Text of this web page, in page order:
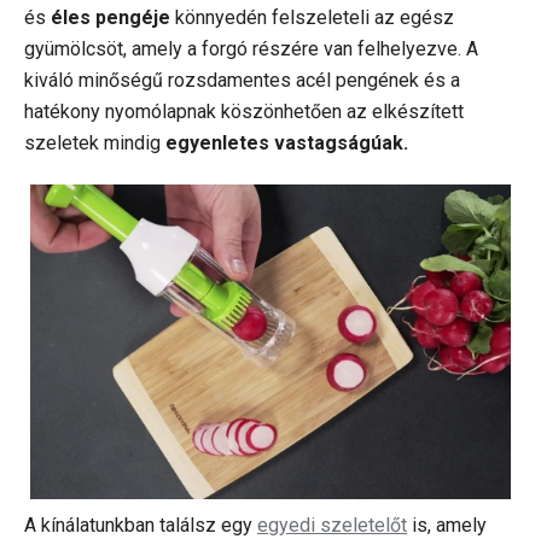
és éles pengéje könnyedén felszeleteli az egész
gyümölcsöt, amely a forgó részére van felhelyezve. A
kiváló minőségű rozsdamentes acél pengének és a
hatékony nyomólapnak köszönhetően az elkészített
szeletek mindig egyenletes vastagságúak.
A kínálatunkban találsz egy egyedi szeletelőt is, amely